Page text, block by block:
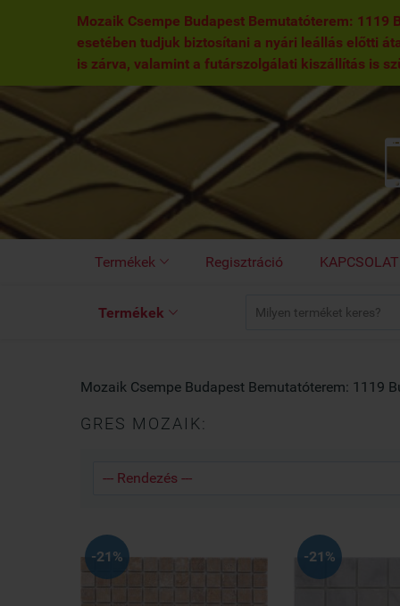
Mozaik Csempe Budapest Bemutatóterem:
esetében tudjuk biztosítani a nyári leállás előtti
is zárva, valamint a futárszolgálati kiszállítás is
Termékek  Regisztráció KAPCSOLAT
Termékek 
Mozaik Csempe Budapest Bemutatóterem: 1119
GRES MOZAIK:
-21% -21%